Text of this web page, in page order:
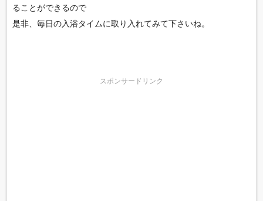
ることができるので
是非、毎日の入浴タイムに取り入れてみて下さいね。
スポンサードリンク